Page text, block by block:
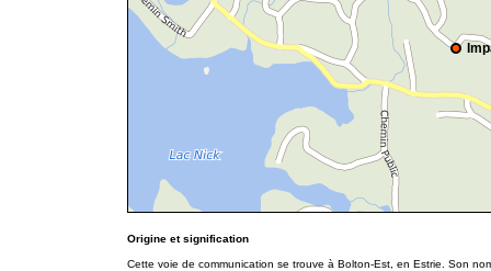
Origine et signification
Cette voie de communication se trouve à Bolton-Est, en Estrie. Son